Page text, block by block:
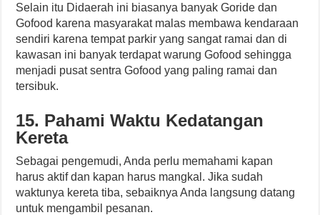
Selain itu Didaerah ini biasanya banyak Goride dan
Gofood karena masyarakat malas membawa kendaraan
sendiri karena tempat parkir yang sangat ramai dan di
kawasan ini banyak terdapat warung Gofood sehingga
menjadi pusat sentra Gofood yang paling ramai dan
tersibuk.
15. Pahami Waktu Kedatangan
Kereta
Sebagai pengemudi, Anda perlu memahami kapan
harus aktif dan kapan harus mangkal. Jika sudah
waktunya kereta tiba, sebaiknya Anda langsung datang
untuk mengambil pesanan.